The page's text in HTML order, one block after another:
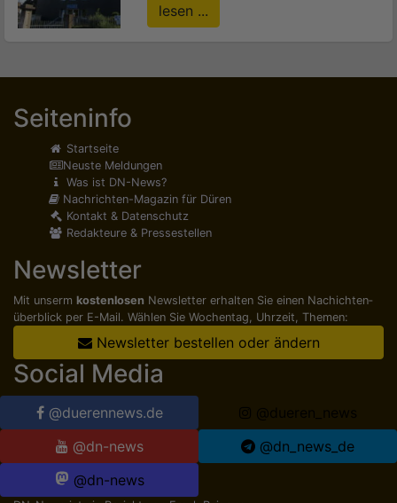
lesen ...
Seiteninfo
Startseite
Neuste Meldungen
Was ist DN-News?
Nachrichten-Magazin für Düren
Kontakt & Datenschutz
Redakteure & Pressestellen
Newsletter
Mit unserm kostenlosen Newsletter erhalten Sie einen Nachichten­
überblick per E-Mail. Wählen Sie Wochentag, Uhrzeit, Themen:
Newsletter bestellen oder ändern
Social Media
@duerennews.de
@dn-news
@dn_news_de
@dn-news